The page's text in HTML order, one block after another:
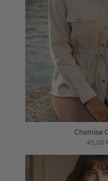
Chemise
45,00